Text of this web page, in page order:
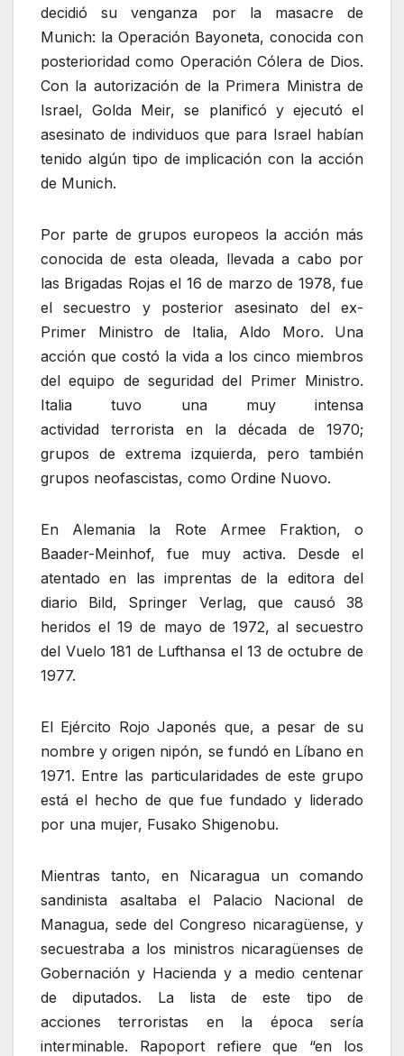
decidió su venganza por la masacre de
Munich: la Operación Bayoneta, conocida con
posterioridad como Operación Cólera de Dios.
Con la autorización de la Primera Ministra de
Israel, Golda Meir, se planificó y ejecutó el
asesinato de individuos que para Israel habían
tenido algún tipo de implicación con la acción
de Munich.
Por parte de grupos europeos la acción más
conocida de esta oleada, llevada a cabo por
las Brigadas Rojas el 16 de marzo de 1978, fue
el secuestro y posterior asesinato del ex-
Primer Ministro de Italia, Aldo Moro. Una
acción que costó la vida a los cinco miembros
del equipo de seguridad del Primer Ministro.
Italia tuvo una muy intensa
actividad terrorista en la década de 1970;
grupos de extrema izquierda, pero también
grupos neofascistas, como Ordine Nuovo.
En Alemania la Rote Armee Fraktion, o
Baader-Meinhof, fue muy activa. Desde el
atentado en las imprentas de la editora del
diario Bild, Springer Verlag, que causó 38
heridos el 19 de mayo de 1972, al secuestro
del Vuelo 181 de Lufthansa el 13 de octubre de
1977.
El Ejército Rojo Japonés que, a pesar de su
nombre y origen nipón, se fundó en Líbano en
1971. Entre las particularidades de este grupo
está el hecho de que fue fundado y liderado
por una mujer, Fusako Shigenobu.
Mientras tanto, en Nicaragua un comando
sandinista asaltaba el Palacio Nacional de
Managua, sede del Congreso nicaragüense, y
secuestraba a los ministros nicaragüenses de
Gobernación y Hacienda y a medio centenar
de diputados. La lista de este tipo de
acciones terroristas en la época sería
interminable. Rapoport refiere que “en los